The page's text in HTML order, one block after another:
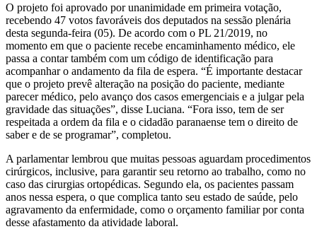
O projeto foi aprovado por unanimidade em primeira votação,
recebendo 47 votos favoráveis dos deputados na sessão plenária
desta segunda-feira (05). De acordo com o PL 21/2019, no
momento em que o paciente recebe encaminhamento médico, ele
passa a contar também com um código de identificação para
acompanhar o andamento da fila de espera. “É importante destacar
que o projeto prevê alteração na posição do paciente, mediante
parecer médico, pelo avanço dos casos emergenciais e a julgar pela
gravidade das situações”, disse Luciana. “Fora isso, tem de ser
respeitada a ordem da fila e o cidadão paranaense tem o direito de
saber e de se programar”, completou.
A parlamentar lembrou que muitas pessoas aguardam procedimentos
cirúrgicos, inclusive, para garantir seu retorno ao trabalho, como no
caso das cirurgias ortopédicas. Segundo ela, os pacientes passam
anos nessa espera, o que complica tanto seu estado de saúde, pelo
agravamento da enfermidade, como o orçamento familiar por conta
desse afastamento da atividade laboral.